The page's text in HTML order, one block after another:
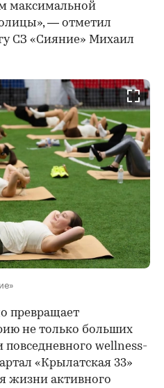
максимальной
— отметил
СЗ «Сияние» Михаил
превращает
не только больших
повседневного wellness-
«Крылатская 33»
жизни активного